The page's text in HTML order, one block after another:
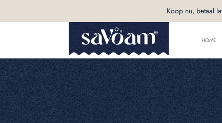
Koop nu, betaal
HOME